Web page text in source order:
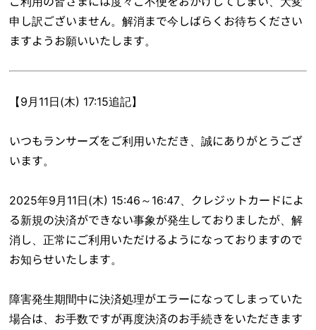
申し訳ございません。解消まで今しばらくお待ちください
ますようお願いいたします。
【9月11日(木) 17:15追記】
いつもランサーズをご利用いただき、誠にありがとうござ
います。
2025年9月11日(木) 15:46～16:47、クレジットカードによ
る新規の決済ができない事象が発生しておりましたが、解
消し、正常にご利用いただけるようになっておりますので
お知らせいたします。
障害発生期間中に決済処理がエラーになってしまっていた
場合は、お手数ですが再度決済のお手続きをいただきます